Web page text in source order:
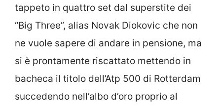
tappeto in quattro set dal superstite dei
“Big Three”, alias Novak Diokovic che non
ne vuole sapere di andare in pensione, ma
si è prontamente riscattato mettendo in
bacheca il titolo dell’Atp 500 di Rotterdam
succedendo nell’albo d’oro proprio al